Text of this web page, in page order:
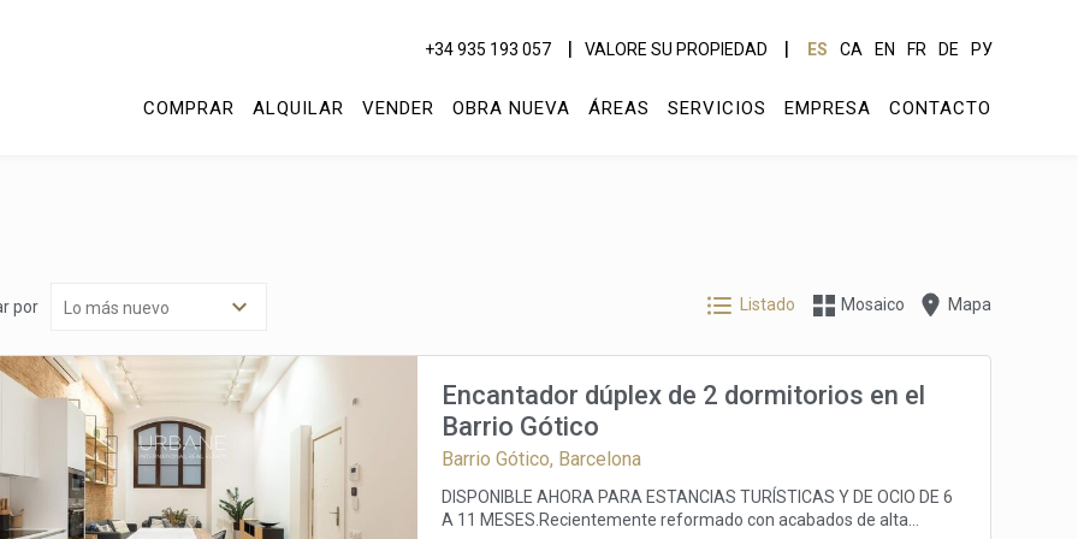
+34 935 193 057 VALORE SU PROPIEDAD ES CA EN FR DE РУ
COMPRAR ALQUILAR VENDER OBRA NUEVA ÁREAS SERVICIOS EMPRESA CONTACTO
por Listado Mosaico Mapa
Encantador dúplex de 2 dormitorios en el
Barrio Gótico
Barrio Gótico, Barcelona
DISPONIBLE AHORA PARA ESTANCIAS TURÍSTICAS Y DE OCIO DE 6
A 11 MESES.Recientemente reformado con acabados de alta
cookies